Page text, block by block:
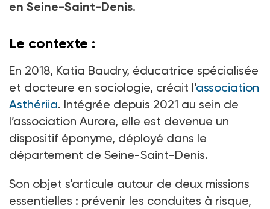
en Seine-Saint-Denis.
Le contexte :
En 2018, Katia Baudry, éducatrice spécialisée
et docteure en sociologie, créait l’association
Asthériia. Intégrée depuis 2021 au sein de
l’association Aurore, elle est devenue un
dispositif éponyme, déployé dans le
département de Seine-Saint-Denis.
Son objet s’articule autour de deux missions
essentielles : prévenir les conduites à risque,